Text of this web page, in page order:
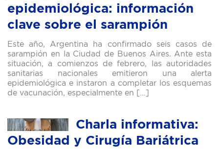
epidemiológica: información
clave sobre el sarampión
Este año, Argentina ha confirmado seis casos de
sarampión en la Ciudad de Buenos Aires. Ante esta
situación, a comienzos de febrero, las autoridades
sanitarias nacionales emitieron una alerta
epidemiológica e instaron a completar los esquemas
de vacunación, especialmente en […]
Charla informativa:
Obesidad y Cirugía Bariátrica